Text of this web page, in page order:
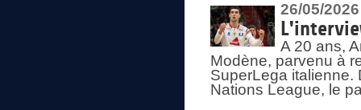
26/05/2026
A 20 ans,
Modène, parvenu à
SuperLega italienne.
Nations League, le